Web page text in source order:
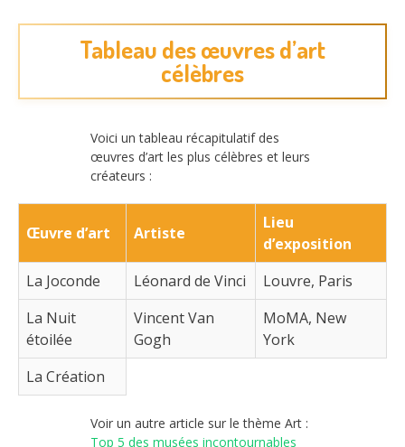
Tableau des œuvres d’art
célèbres
Voici un tableau récapitulatif des
œuvres d’art les plus célèbres et leurs
créateurs :
Œuvre d’art Artiste
Lieu
d’exposition
La Joconde
Léonard de Vinci
Louvre, Paris
La Nuit
étoilée
Vincent Van
Gogh
MoMA, New
York
La Création
Voir un autre article sur le thème Art :
Top 5 des musées incontournables